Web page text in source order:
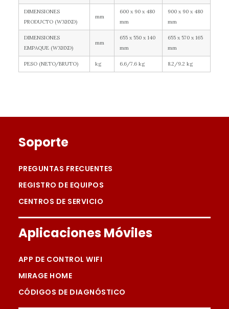
DIMENSIONES
PRODUCTO (WXHXD)
mm
600 x 90 x 480
mm
900 x 90 x 480
mm
DIMENSIONES
EMPAQUE (WXHXD)
mm
655 x 550 x 140
mm
655 x 570 x 165
mm
PESO (NETO/BRUTO) kg 6.6/7.6 kg 8.2/9.2 kg
Soporte
PREGUNTAS FRECUENTES
REGISTRO DE EQUIPOS
CENTROS DE SERVICIO
Aplicaciones Móviles
APP DE CONTROL WIFI
MIRAGE HOME
CÓDIGOS DE DIAGNÓSTICO